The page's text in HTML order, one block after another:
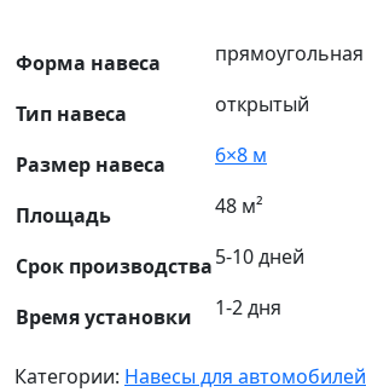
Форма навеса прямоугольная
Тип навеса открытый
Размер навеса 6×8 м
Площадь 48 м²
Срок производства5-10 дней
Время установки 1-2 дня
Категории: Навесы для автомобилей